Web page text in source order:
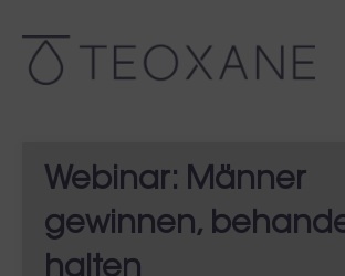
Webinar: Männer
gewinnen,
halten